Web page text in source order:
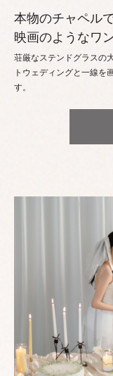
本物のチャペル
映画のようなワ
荘厳なステンドグラスの
トウェディングと一線を
す。